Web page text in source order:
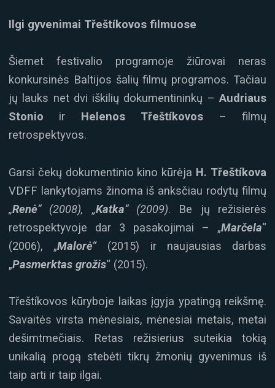
Ilgi gyvenimai Třeštíkovos filmuose
Šiemet festivalio programoje žiūrovai neras
konkursinės Baltijos šalių filmų programos. Tačiau
jų lauks net dvi iškilių dokumentininkų – Audriaus
Stonio ir Helenos Třeštíkovos – filmų
retrospektyvos.
Garsi čekų dokumentinio kino kūrėja H. Třeštíkova
VDFF lankytojams žinoma iš anksčiau rodytų filmų
„Renė“ (2008), „Katka“ (2009). Be jų režisierės
retrospektyvoje dar 3 pasakojimai – „Marčela“
(2006), „Malorė“ (2015) ir naujausias darbas
„Pasmerktas grožis“ (2015).
Třeštíkovos kūryboje laikas įgyja ypatingą reikšmę.
Savaitės virsta mėnesiais, mėnesiai metais, metai
dešimtmečiais. Retas režisierius suteikia tokią
unikalią progą stebėti tikrų žmonių gyvenimus iš
taip arti ir taip ilgai.